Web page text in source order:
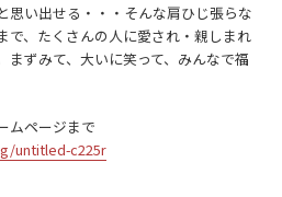
思い出せる・・・そんな肩ひじ張らな
で、たくさんの人に愛され・親しまれ
まずみて、大いに笑って、みんなで福
ムページまで
untitled-c225r